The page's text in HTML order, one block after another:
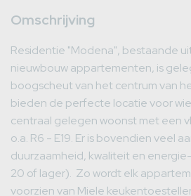
Omschrijving
Residentie "Modena", bestaande
nieuwbouw appartementen, is
boogscheut van het centrum van
bieden de perfecte locatie voor
centraal gelegen woonst met een
o.a. R6 - E19. Er is bovendien veel
duurzaamheid, kwaliteit en
20 of lager). Zo wordt elk
voorzien van Miele